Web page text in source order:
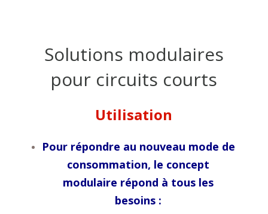
Solutions modulaires
pour circuits courts
Utilisation
Pour répondre au nouveau mode de
consommation, le concept
modulaire répond à tous les
besoins :